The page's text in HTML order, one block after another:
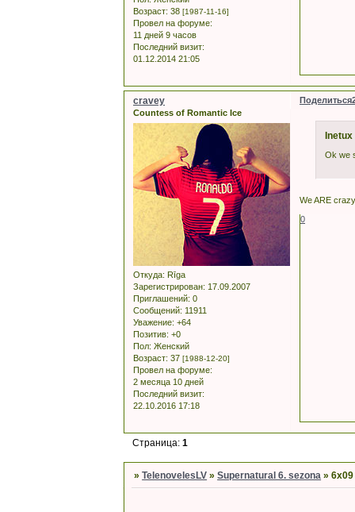
Возраст: 38 [1987-11-16]
Провел на форуме:
11 дней 9 часов
Последний визит:
01.12.2014 21:05
Поделиться
cravey
Countess of Romantic Ice
Откуда: Rīga
Зарегистрирован: 17.09.2007
Приглашений: 0
Сообщений: 11911
Уважение: +64
Позитив: +0
Пол: Женский
Возраст: 37 [1988-12-20]
Провел на форуме:
2 месяца 10 дней
Последний визит:
22.10.2016 17:18
Ok we
We ARE
0
Страница:1
»TelenovelesLV »Supernatural 6. sezona »6x09